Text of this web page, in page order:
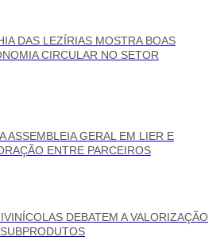
DAS LEZÍRIAS MOSTRA BOAS
CIRCULAR NO SETOR
ASSEMBLEIA GERAL EM LIER E
ENTRE PARCEIROS
DEBATEM A VALORIZAÇÃO